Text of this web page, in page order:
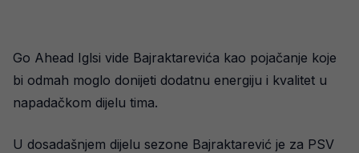
Go Ahead Iglsi vide Bajraktarevića kao pojačanje koje
bi odmah moglo donijeti dodatnu energiju i kvalitet u
napadačkom dijelu tima.
U dosadašnjem dijelu sezone Bajraktarević je za PSV